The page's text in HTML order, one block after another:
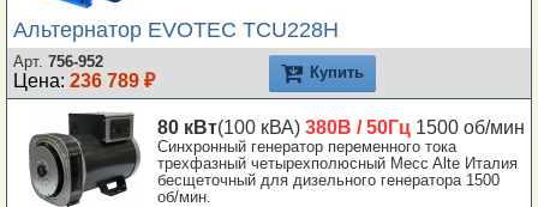
Альтернатор EVOTEC TCU228H
Арт. 756-952
Цена: 236 789 ₽ Купить
80 кВт(100 кВА) 380В / 50Гц 1500 об/мин
Синхронный генератор переменного тока
трехфазный четырехполюсный Mecc Alte Италия
бесщеточный для дизельного генератора 1500
об/мин.